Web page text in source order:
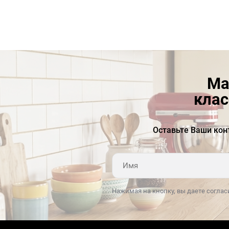
внимания. Его можно встроить в шкаф или же
под колпак. Во время готовки фронтальная
панель выдвигается вперед, обеспечивая
большую рабочую площадь. Также активируется
автоматическая подсветка, состоящая из двух
ламп накаливания. Преимуществом этой
вытяжки можно назвать низкий уровень
шума — вы практически ее не услышите. Мотор
работает тихо, но эффективно.
Ключевые преимущества:
Универсальный дизайн
Два режима работы
Съемные алюминиевые фильтры
Оставьте Ваши
Нажимая на кнопку, вы даете